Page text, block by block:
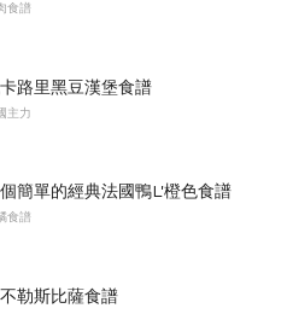
食譜
路里黑豆漢堡食譜
主力
簡單的經典法國鴨L'橙色食譜
食譜
勒斯比薩食譜